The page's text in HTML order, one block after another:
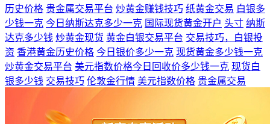
历史价格 贵金属交易平台 炒黄金赚钱技巧 纸黄金交易 白银多
少钱一克 今日纳斯达克多少一克 国际现货黄金开户 头寸 纳斯
达克多少钱 炒黄金现货 黄金白银交易平台 交易技巧，白银投
资 香港黄金历史价格 今日银价多少一克 现货黄金多少钱一克
炒黄金交易平台 美元指数价格今日回收价多少钱一克 现货白
银多少钱 交易技巧 伦敦金行情 美元指数价格 贵金属交易